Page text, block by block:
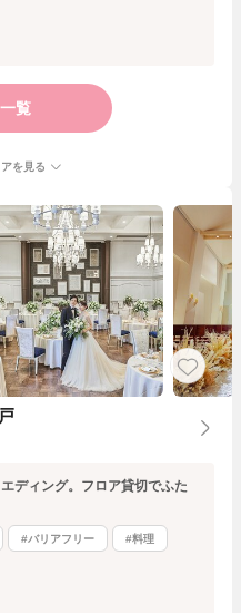
覧
を見る
ディング。フロア貸切でふた
#バリアフリー #料理